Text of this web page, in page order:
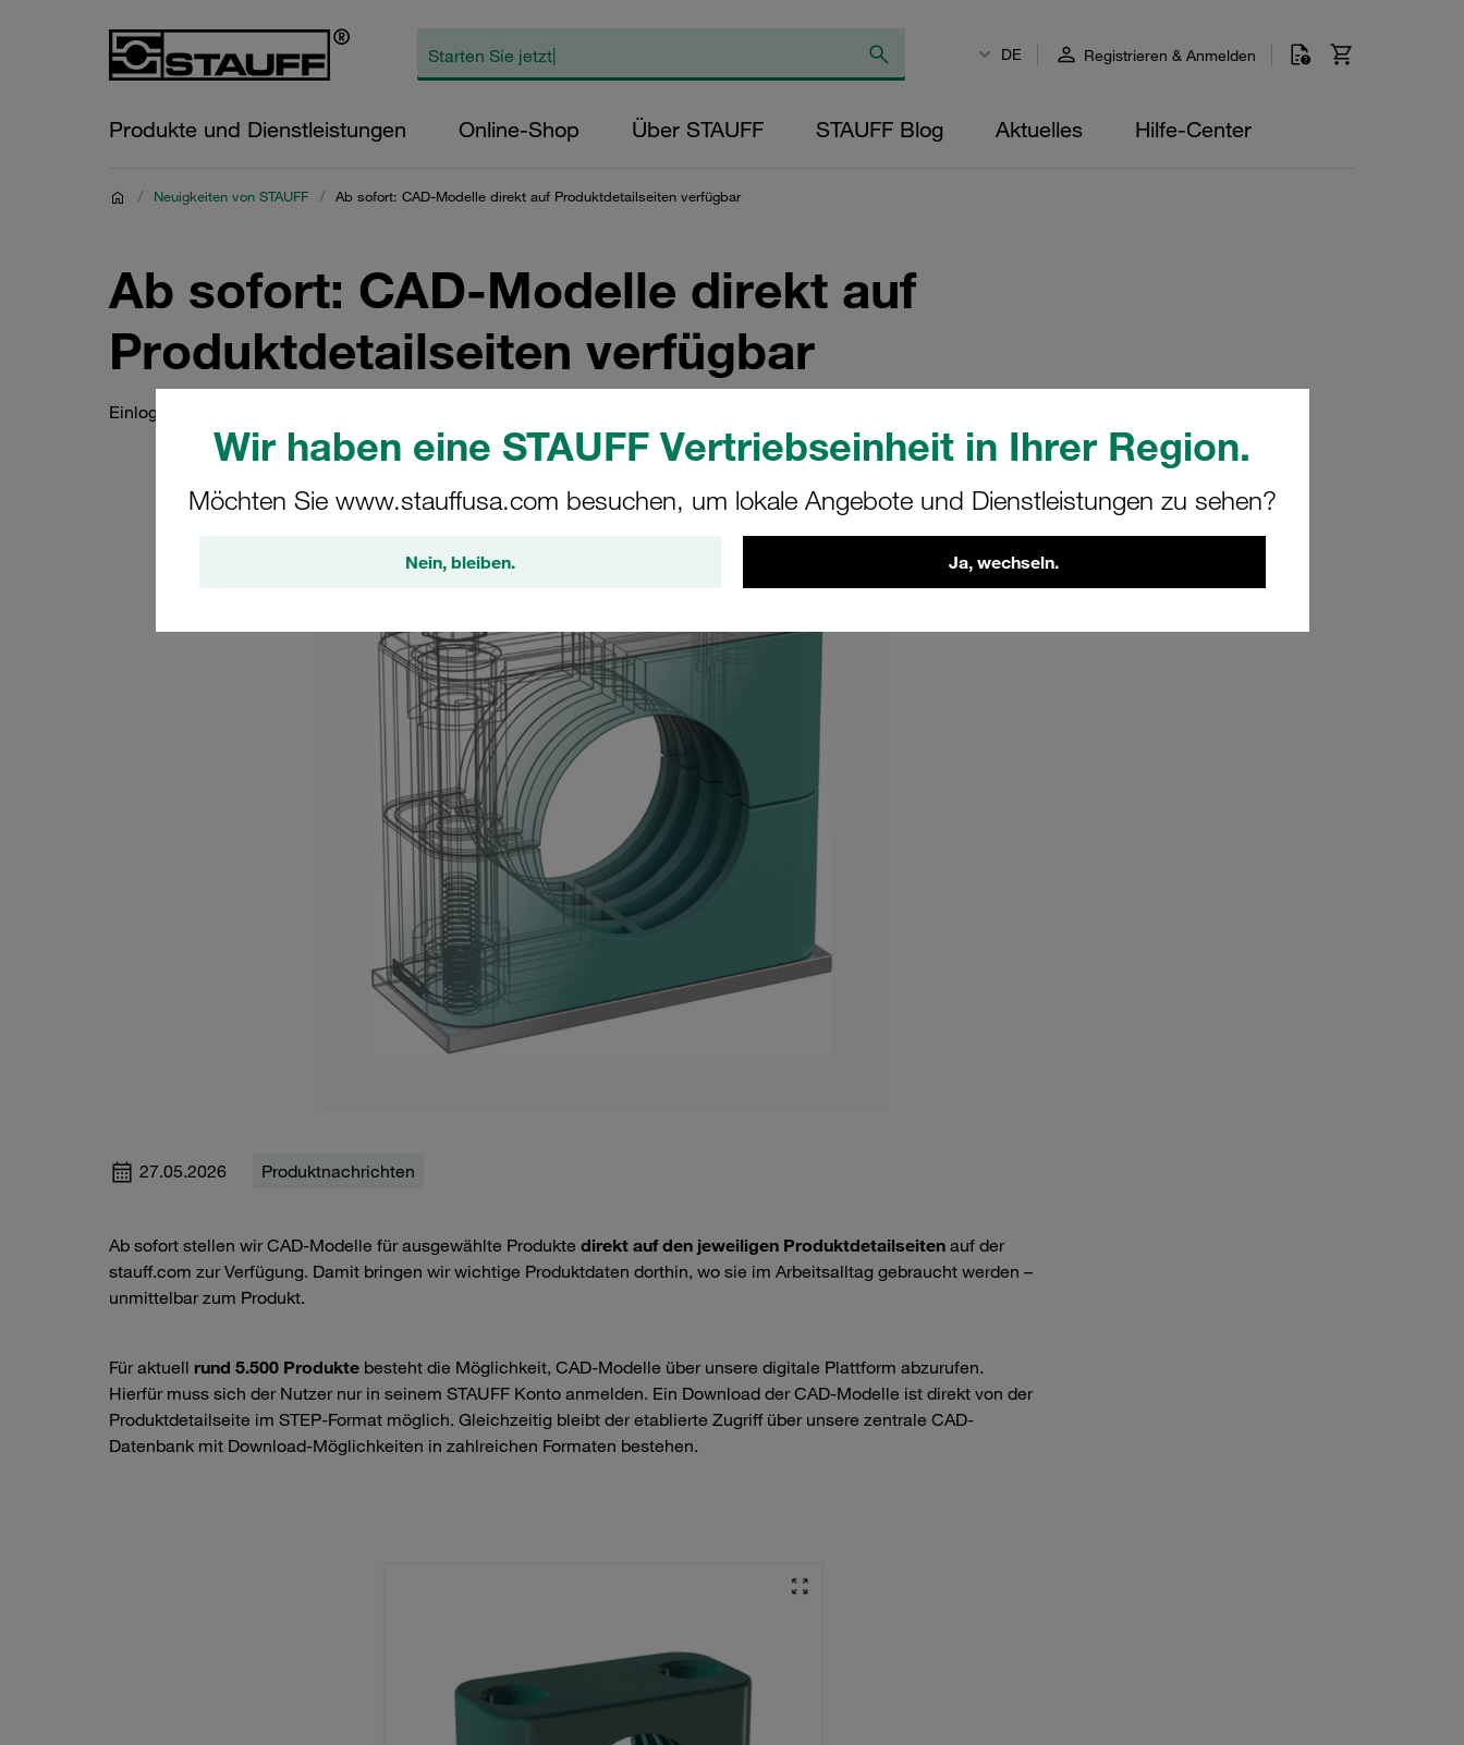
Wir haben eine STAUFF Vertriebseinheit in Ihrer Region.
Möchten Sie www.stauffusa.com besuchen, um lokale Angebote und Dienstleistungen zu sehen?
Nein, bleiben. Ja, wechseln.
DE Registrieren & Anmelden
Produkte und Dienstleistungen Online-Shop Über STAUFF STAUFF Blog Aktuelles Hilfe-Center
/ Neuigkeiten von STAUFF / Ab sofort: CAD-Modelle direkt auf Produktdetailseiten verfügbar
Ab sofort: CAD-Modelle direkt auf
Produktdetailseiten verfügbar
Einloggen, ansehen, downloaden
27.05.2026 Produktnachrichten
Ab sofort stellen wir CAD-Modelle für ausgewählte Produkte direkt auf den jeweiligen Produktdetailseiten auf der
stauff.com zur Verfügung. Damit bringen wir wichtige Produktdaten dorthin, wo sie im Arbeitsalltag gebraucht werden –
unmittelbar zum Produkt.
Für aktuell rund 5.500 Produkte besteht die Möglichkeit, CAD-Modelle über unsere digitale Plattform abzurufen.
Hierfür muss sich der Nutzer nur in seinem STAUFF Konto anmelden. Ein Download der CAD-Modelle ist direkt von der
Produktdetailseite im STEP-Format möglich. Gleichzeitig bleibt der etablierte Zugriff über unsere zentrale CAD-
Datenbank mit Download-Möglichkeiten in zahlreichen Formaten bestehen.